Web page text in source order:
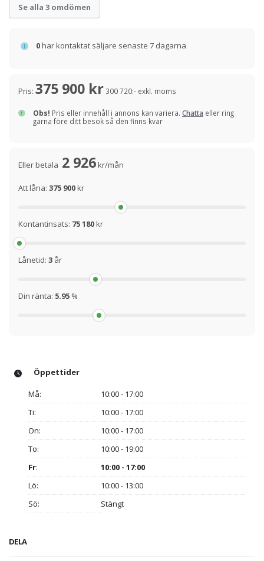
Se alla 3 omdömen
0har kontaktat säljare senaste 7 dagarna
Pris: 375 900 kr 300 720:- exkl. moms
Obs! Pris eller innehåll i annons kan variera. Chatta eller ring
gärna före ditt besök så den finns kvar
Eller betala 2 926kr/mån
Att låna: 375 900kr
Kontantinsats: 75 180kr
Lånetid: 3 år
Din ränta: 5.95 %
Öppettider
Må:
10:00 - 17:00
Ti:
10:00 - 17:00
On:
10:00 - 17:00
To:
10:00 - 19:00
Fr:
10:00 - 17:00
Lö:
10:00 - 13:00
Sö:
Stängt
DELA